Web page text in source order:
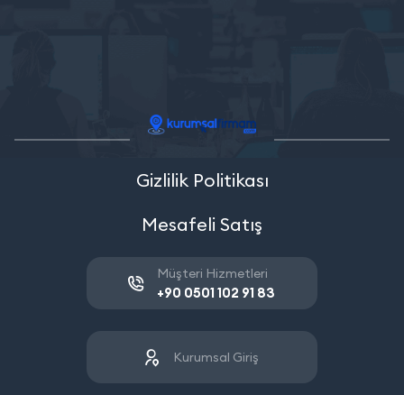
Gizlilik Politikası
Mesafeli Satış
Müşteri Hizmetleri
+90 0501 102 91 83
Kurumsal Giriş